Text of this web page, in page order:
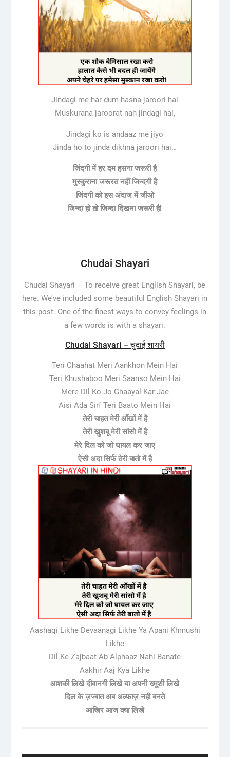
Jindagi me har dum hasna jaroori hai
Muskurana jaroorat nah jindagi hai,
Jindagi ko is andaaz me jiyo
Jinda ho to jinda dikhna jaroori hai…
जिंदगी में हर दम हसना जरूरी है
मुस्कुराना जरूरत नहीं जिन्दगी है
जिंदगी को इस अंदाज में जीओ
जिन्दा हो तो जिन्दा दिखना जरूरी है!
Chudai Shayari
Chudai Shayari – To receive great English Shayari, be
here. We’ve included some beautiful English Shayari in
this post. One of the finest ways to convey feelings in
a few words is with a shayari.
Chudai Shayari – चुदाई शायरी
Teri Chaahat Meri Aankhon Mein Hai
Teri Khushaboo Meri Saanso Mein Hai
Mere Dil Ko Jo Ghaayal Kar Jae
Aisi Ada Sirf Teri Baato Mein Hai
तेरी चाहत मेरी आँखों में है
तेरी खुशबू मेरी सांसो में है
मेरे दिल को जो घायल कर जाए
ऐसी अदा सिर्फ तेरी बातो में है
Aashaqi Likhe Devaanagi Likhe Ya Apani Khmushi
Likhe
Dil Ke Zajbaat Ab Alphaaz Nahi Banate
Aakhir Aaj Kya Likhe
आशकी लिखे दीवानगी लिखे या अपनी ख्मुशी लिखे
दिल के ज़ज्बात अब अल्फाज़ नही बनते
आखिर आज क्या लिखे